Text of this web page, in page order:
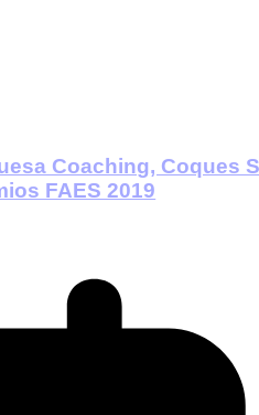
Coaching, Coques
FAES 2019